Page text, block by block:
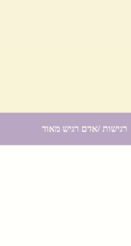
רגישות /אדם רגיש מאוד